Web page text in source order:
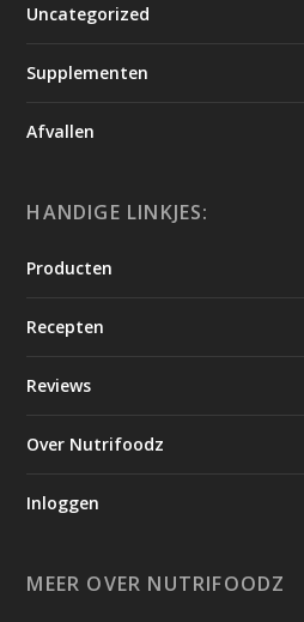
Uncategorized
Supplementen
Afvallen
HANDIGE LINKJES:
Producten
Recepten
Reviews
Over Nutrifoodz
Inloggen
MEER OVER NUTRIFOODZ